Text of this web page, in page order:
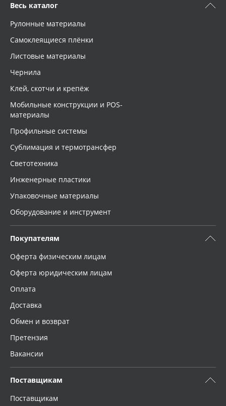
Весь каталог
Рулонные материалы
Самоклеящиеся плёнки
Листовые материалы
Чернила
Клей, скотчи и крепёж
Мобильные конструкции и POS-
материалы
Профильные системы
Сублимация и термотрансфер
Светотехника
Инженерные пластики
Упаковочные материалы
Оборудование и инструмент
Покупателям
Оферта физическим лицам
Оферта юридическим лицам
Оплата
Доставка
Обмен и возврат
Претензия
Вакансии
Поставщикам
Поставщикам